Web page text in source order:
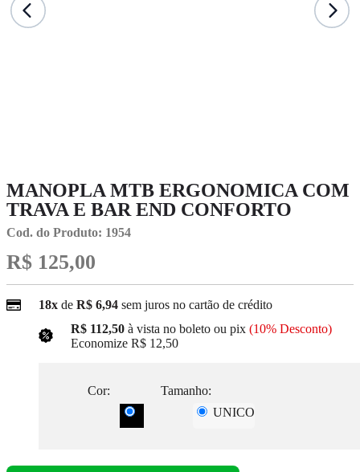
MANOPLA MTB ERGONOMICA COM
TRAVA E BAR END CONFORTO
Cod. do Produto: 1954
R$ 125,00
18x de R$ 6,94 sem juros no cartão de crédito
R$ 112,50 à vista no boleto ou pix (10% Desconto)
Economize R$ 12,50
Cor:
Tamanho:
UNICO